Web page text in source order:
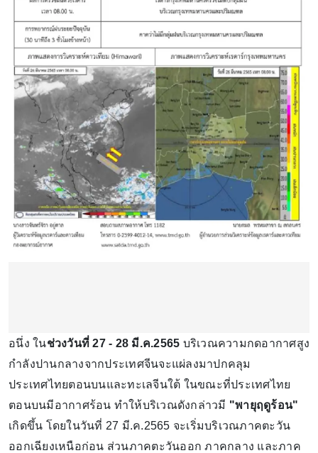
อนึ่ง ในช่วงวันที่ 27 - 28 มี.ค.2565 บริเวณความกดอากาศสูง
กำลังปานกลางจากประเทศจีนจะแผ่ลงมาปกคลุม
ประเทศไทยตอนบนและทะเลจีนใต้ ในขณะที่ประเทศไทย
ตอนบนมีอากาศร้อน ทำให้บริเวณดังกล่าวมี "พายุฤดูร้อน"
เกิดขึ้น โดยในวันที่ 27 มี.ค.2565 จะเริ่มบริเวณภาคตะวัน
ออกเฉียงเหนือก่อน ส่วนภาคตะวันออก ภาคกลาง และภาค